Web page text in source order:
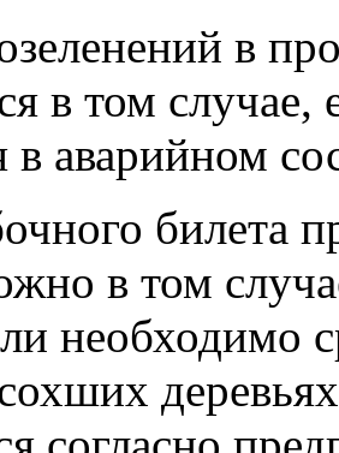
в
в том случае,
в аварийном
билета
в том
необходимо